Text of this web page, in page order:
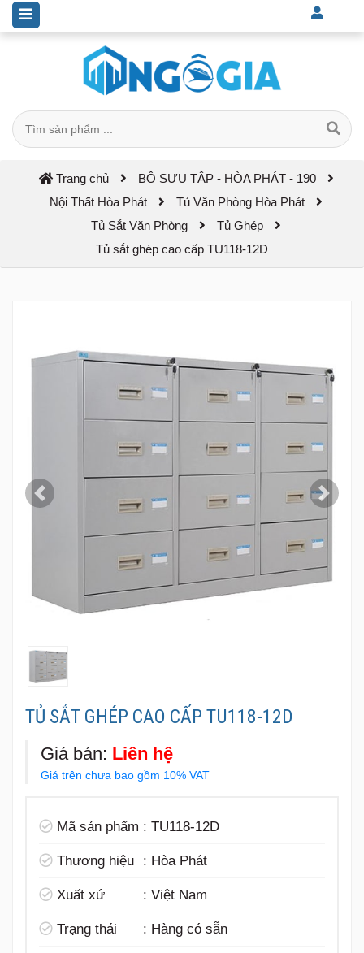
Trang chủ
BỘ SƯU TẬP - HÒA PHÁT - 190
Nội Thất Hòa Phát
Tủ Văn Phòng Hòa Phát
Tủ Sắt Văn Phòng
Tủ Ghép
Tủ sắt ghép cao cấp TU118-12D
Previous Next
TỦ SẮT GHÉP CAO CẤP TU118-12D
Giá bán: Liên hệ
Giá trên chưa bao gồm 10% VAT
Mã sản phẩm : TU118-12D
Thương hiệu : Hòa Phát
Xuất xứ : Việt Nam
Trạng thái : Hàng có sẵn